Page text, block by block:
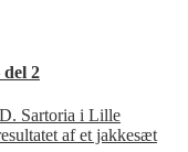
2
Sartoria i Lille
af et jakkesæt